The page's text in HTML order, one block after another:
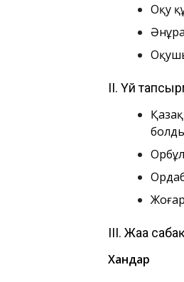
Оқу
ІІ. Үй
III. Жаңа
Хандар